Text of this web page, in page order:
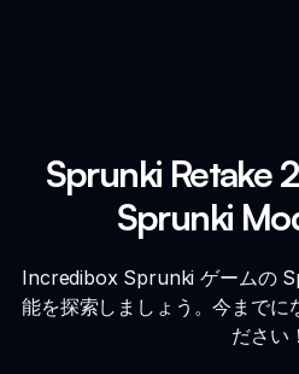
Sprunki Retake
Sprunki
Incredibox Sprunki ゲームの
能を探索しましょう。今までに
ださい！